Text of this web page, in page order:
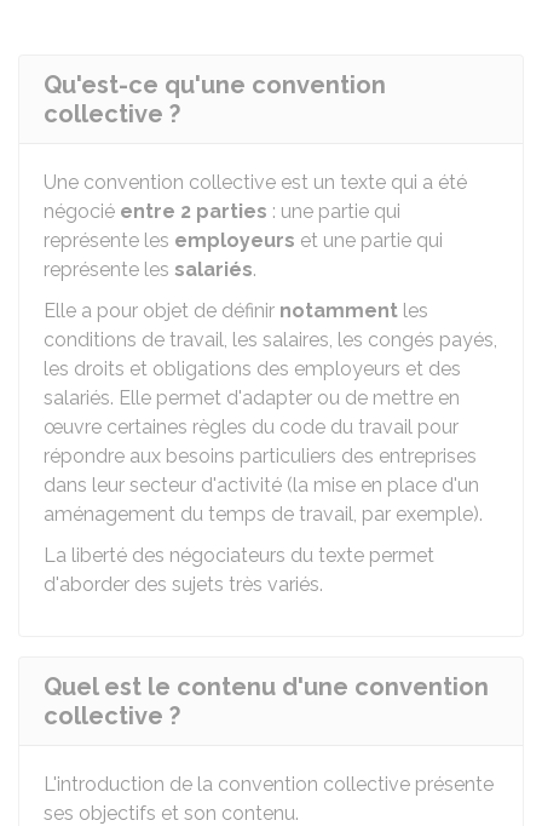
Qu'est-ce qu'une convention
collective ?
Une convention collective est un texte qui a été
négocié entre 2 parties : une partie qui
représente les employeurs et une partie qui
représente les salariés.
Elle a pour objet de définir notamment les
conditions de travail, les salaires, les congés payés,
les droits et obligations des employeurs et des
salariés. Elle permet d'adapter ou de mettre en
œuvre certaines règles du code du travail pour
répondre aux besoins particuliers des entreprises
dans leur secteur d'activité (la mise en place d'un
aménagement du temps de travail, par exemple).
La liberté des négociateurs du texte permet
d'aborder des sujets très variés.
Quel est le contenu d'une convention
collective ?
L'introduction de la convention collective présente
ses objectifs et son contenu.